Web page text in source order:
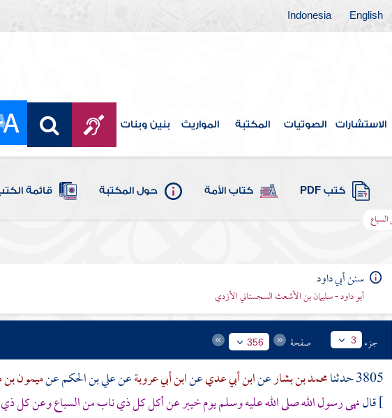
English
Indonesia
الاستشارات الصوتيات المكتبة المواريث بنين وبنات
كتب PDF كتاب الأمة حول المكتبة قائمة
سنن أبي داود
أبو داود - سليمان بن الأشعث السجستاني الأزدي
جزء 3 صفحة 356
3805 حدثنا محمد بن بشارعنابن أبي عديعنابن أبي عروبةعنعلي بن الحكمعنميمون
]قالنهى رسول الله صلى الله عليه وسلم يومخيبرعن أكل كل ذي ناب من السباع وعن كل